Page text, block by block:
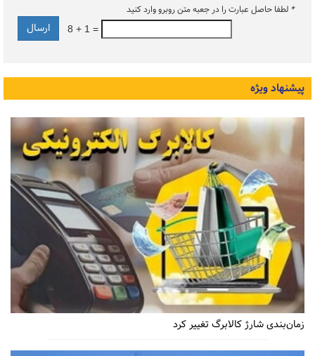
* لطفا حاصل عبارت را در جعبه متن روبرو وارد کنید
8 + 1 =
پیشنهاد ویژه
زمان‌بندی شارژ کالابرگ تغییر کرد